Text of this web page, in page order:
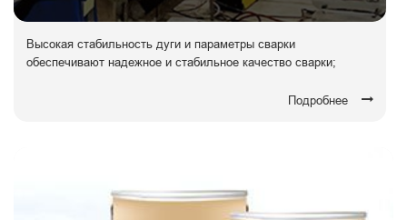
Высокая стабильность дуги и параметры сварки
обеспечивают надежное и стабильное качество сварки;
Подробнее